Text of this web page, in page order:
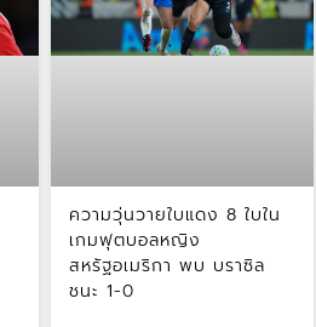
ความวุ่นวายใบแดง 8 ใบใน
เกมฟุตบอลหญิง
สหรัฐอเมริกา พบ บราซิล
ชนะ 1-0